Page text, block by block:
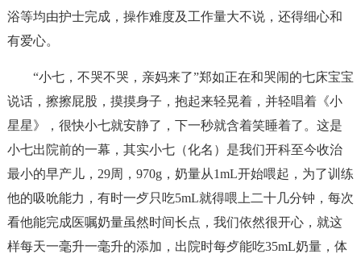
浴等均由护士完成，操作难度及工作量大不说，还得细心和
有爱心。
“小七，不哭不哭，亲妈来了”郑如正在和哭闹的七床宝宝
说话，擦擦屁股，摸摸身子，抱起来轻晃着，并轻唱着《小
星星》，很快小七就安静了，下一秒就含着笑睡着了。这是
小七出院前的一幕，其实小七（化名）是我们开科至今收治
最小的早产儿，29周，970g，奶量从1mL开始喂起，为了训练
他的吸吮能力，有时一歺只吃5mL就得喂上二十几分钟，每次
看他能完成医嘱奶量虽然时间长点，我们依然很开心，就这
样每天一毫升一毫升的添加，出院时每歺能吃35mL奶量，体